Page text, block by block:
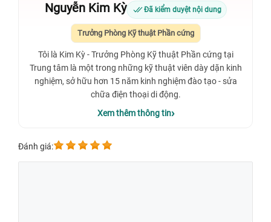
Nguyễn Kim Kỳ Đã kiểm duyệt nội dung
Trưởng Phòng Kỹ thuật Phần cứng
Tôi là Kim Kỳ - Trưởng Phòng Kỹ thuật Phần cứng tại
Trung tâm là một trong những kỹ thuật viên dày dặn kinh
nghiệm, sở hữu hơn 15 năm kinh nghiệm đào tạo - sửa
chữa điện thoại di động.
Xem thêm thông tin
Đánh giá: